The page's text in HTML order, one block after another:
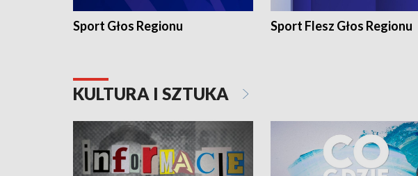
Sport Głos Regionu Sport Flesz Głos Regionu
KULTURA I SZTUKA